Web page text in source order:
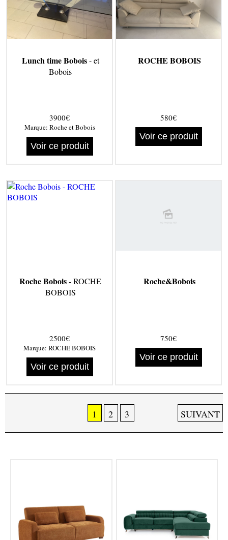
Lunch time Bobois- et
Bobois
3900€
Marque: Roche et Bobois
Voir ce produit
ROCHE BOBOIS
580€
Voir ce produit
Roche Bobois- ROCHE
BOBOIS
2500€
Marque: ROCHE BOBOIS
Voir ce produit
Roche&Bobois
750€
Voir ce produit
1 2 3 SUIVANT